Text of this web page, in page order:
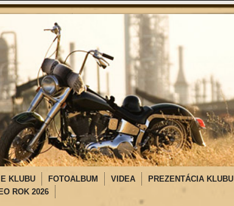
KLUBU FOTOALBUM VIDEA PREZENTÁCIA KLUBU
ROK 2026